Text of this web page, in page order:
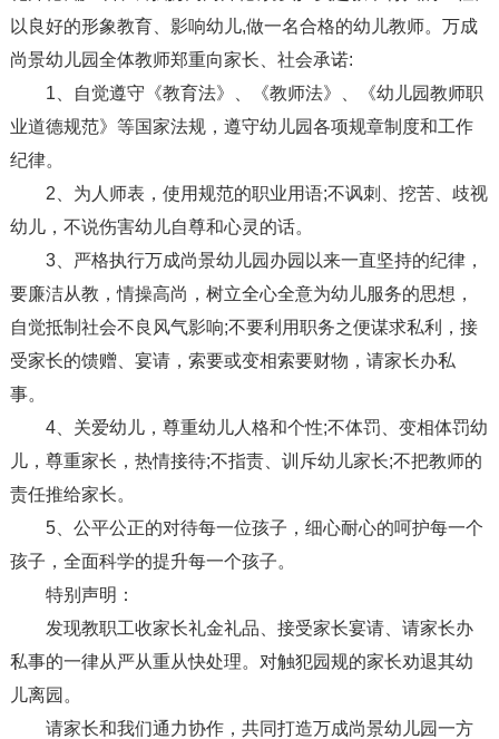
以良好的形象教育、影响幼儿,做一名合格的幼儿教师。万成
尚景幼儿园全体教师郑重向家长、社会承诺:
1、自觉遵守《教育法》、《教师法》、《幼儿园教师职
业道德规范》等国家法规，遵守幼儿园各项规章制度和工作
纪律。
2、为人师表，使用规范的职业用语;不讽刺、挖苦、歧视
幼儿，不说伤害幼儿自尊和心灵的话。
3、严格执行万成尚景幼儿园办园以来一直坚持的纪律，
要廉洁从教，情操高尚，树立全心全意为幼儿服务的思想，
自觉抵制社会不良风气影响;不要利用职务之便谋求私利，接
受家长的馈赠、宴请，索要或变相索要财物，请家长办私
事。
4、关爱幼儿，尊重幼儿人格和个性;不体罚、变相体罚幼
儿，尊重家长，热情接待;不指责、训斥幼儿家长;不把教师的
责任推给家长。
5、公平公正的对待每一位孩子，细心耐心的呵护每一个
孩子，全面科学的提升每一个孩子。
特别声明：
发现教职工收家长礼金礼品、接受家长宴请、请家长办
私事的一律从严从重从快处理。对触犯园规的家长劝退其幼
儿离园。
请家长和我们通力协作，共同打造万成尚景幼儿园一方